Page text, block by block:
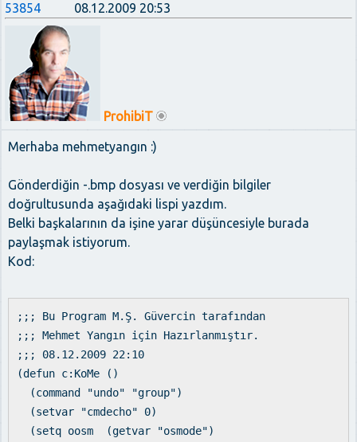
53854 08.12.2009 20:53
ProhibiT
Merhaba mehmetyangın :)
Gönderdiğin -.bmp dosyası ve verdiğin bilgiler
doğrultusunda aşağıdaki lispi yazdım.
Belki başkalarının da işine yarar düşüncesiyle burada
paylaşmak istiyorum.
Kod:
;;; Bu Program M.Ş. Güvercin tarafından
;;; Mehmet Yangın için Hazırlanmıştır.
;;; 08.12.2009 22:10
(defun c:KoMe ()
(command "undo" "group")
(setvar "cmdecho" 0)
(setq oosm (getvar "osmode")